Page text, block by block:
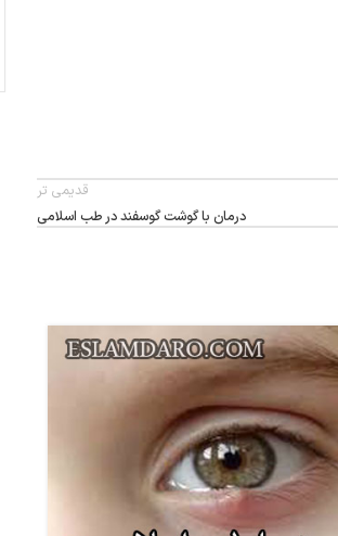
قدیمی تر
درمان با گوشت گوسفند در طب اسلامی